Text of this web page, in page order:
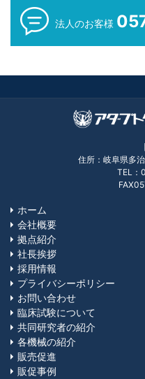
法人のお客様
住所：岐阜県多
TEL：
ホーム
会社概要
拠点紹介
社長挨拶
採用情報
プライバシーポリシー
お問い合わせ
臨床試験について
共同研究者の紹介
各機械の紹介
販売促進
販促事例